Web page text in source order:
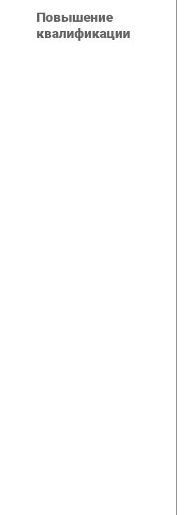
Повышение
квалификации